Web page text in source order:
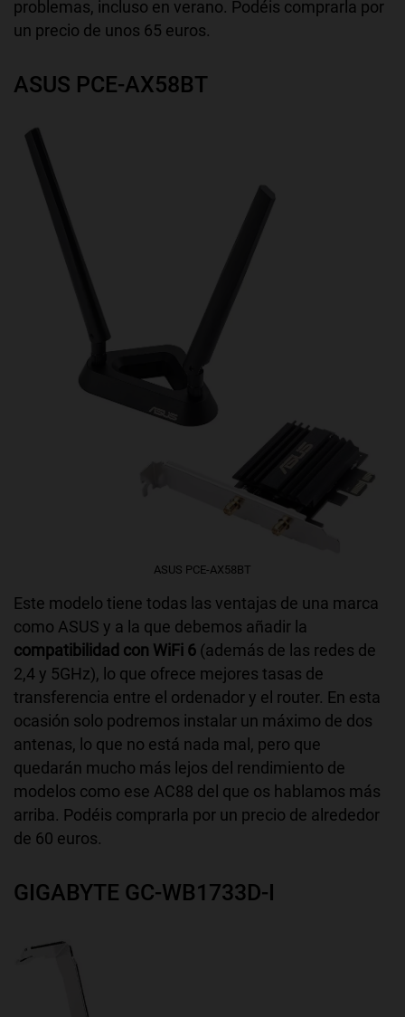
problemas, incluso en verano. Podéis comprarla por
un precio de unos 65 euros.
ASUS PCE-AX58BT
ASUS PCE-AX58BT
Este modelo tiene todas las ventajas de una marca
como ASUS y a la que debemos añadir la
compatibilidad con WiFi 6 (además de las redes de
2,4 y 5GHz), lo que ofrece mejores tasas de
transferencia entre el ordenador y el router. En esta
ocasión solo podremos instalar un máximo de dos
antenas, lo que no está nada mal, pero que
quedarán mucho más lejos del rendimiento de
modelos como ese AC88 del que os hablamos más
arriba. Podéis comprarla por un precio de alrededor
de 60 euros.
GIGABYTE GC-WB1733D-I